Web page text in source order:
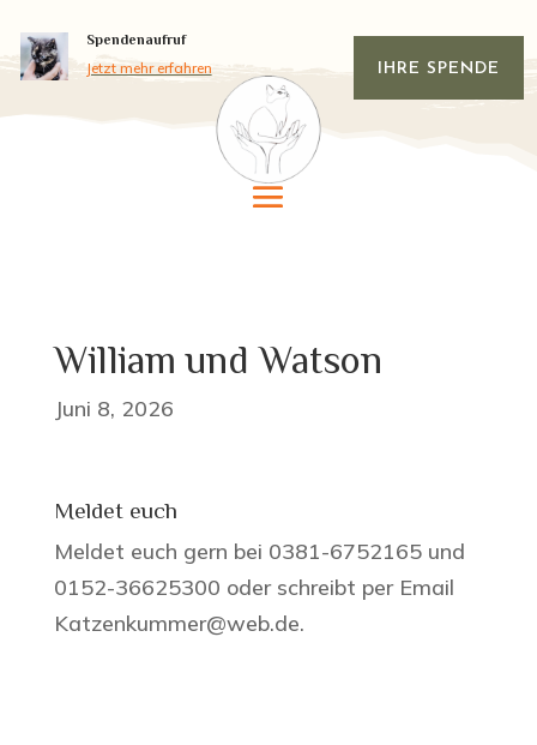
Spendenaufruf
Jetzt mehr erfahren IHRE SPENDE
William und Watson
Juni 8, 2026
Meldet euch
Meldet euch gern bei 0381-6752165 und
0152-36625300 oder schreibt per Email
Katzenkummer@web.de.